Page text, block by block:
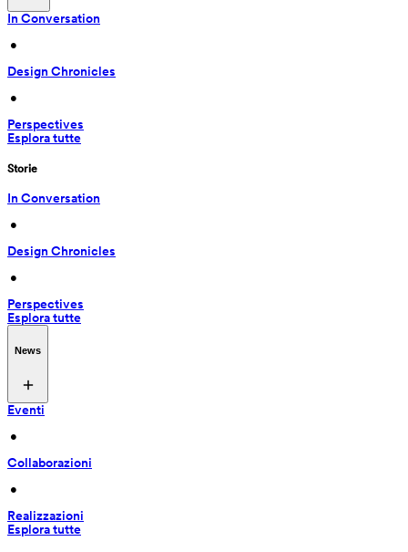
In Conversation
•
Design Chronicles
•
Perspectives
Esplora tutte
Storie
In Conversation
•
Design Chronicles
•
Perspectives
Esplora tutte
News
Eventi
•
Collaborazioni
•
Realizzazioni
Esplora tutte